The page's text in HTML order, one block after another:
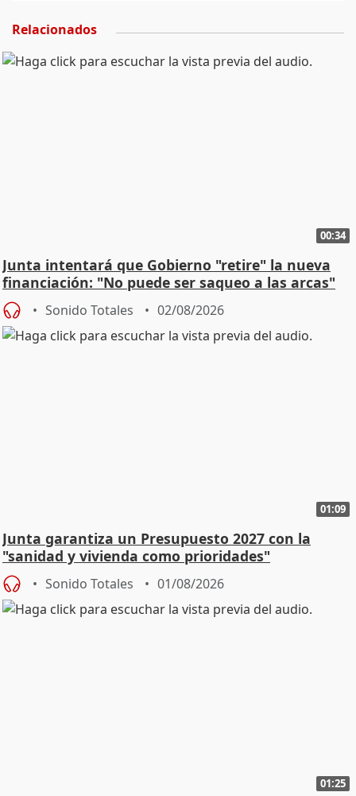
Relacionados
00:34
Junta intentará que Gobierno "retire" la nueva
financiación: "No puede ser saqueo a las arcas"
Sonido Totales 02/08/2026
01:09
Junta garantiza un Presupuesto 2027 con la
"sanidad y vivienda como prioridades"
Sonido Totales 01/08/2026
01:25